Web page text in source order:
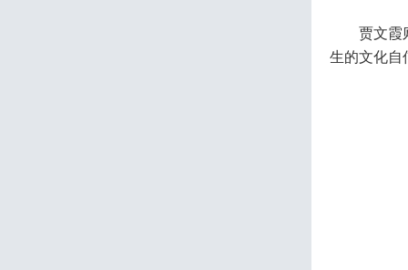
贾文霞
生的文化自